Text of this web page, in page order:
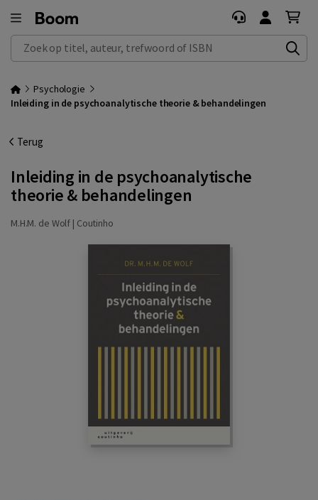
Zoek op titel, auteur, trefwoord of ISBN
Psychologie
Inleiding in de psychoanalytische theorie & behandelingen
Terug
Inleiding in de psychoanalytische
theorie & behandelingen
M.H.M. de Wolf | Coutinho